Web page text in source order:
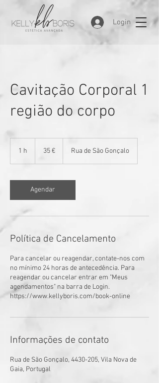
Login
Cavitação Corporal 1
região do corpo
1 h 35 € Rua de São Gonçalo
Agendar
Política de Cancelamento
Para cancelar ou reagendar, contate-nos com
no mínimo 24 horas de antecedência. Para
reagendar ou cancelar entrar em "Meus
agendamentos" na barra de Login.
https://www.kellyboris.com/book-online
Informações de contato
Rua de São Gonçalo, 4430-205, Vila Nova de
Gaia, Portugal